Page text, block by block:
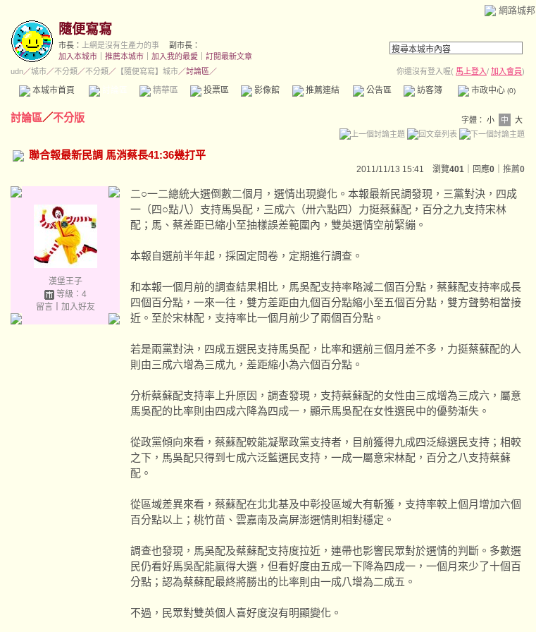
網路城邦
隨便寫寫
市長： 上網是沒有生產力的事
副市長：
加入本城市
推薦本城市 加入我的最愛
訂閱最新文章
udn／城市／不分類 ／不分類 ／ 【隨便寫寫】城市／討論區／ 你還沒有登入喔( 馬上登入/ 加入會員)
本城市首頁 精華區 投票區 影像館 推薦連結 公告區 訪客簿 市政中心 (0)
討論區／不分版 字體： 小 中 大
聯合報最新民調 馬消蔡長41:36幾打平
2011/11/13 15:41 瀏覽401 ｜回應0 推薦0
漢堡王子
等級：4
留言｜ 加入好友
二○一二總統大選倒數二個月，選情出現變化。本報最新民調發現，三黨對決，四成
一（四○點八）支持馬吳配，三成六（卅六點四）力挺蔡蘇配，百分之九支持宋林
配；馬、蔡差距已縮小至抽樣誤差範圍內，雙英選情空前緊繃。
本報自選前半年起，採固定問卷，定期進行調查。
和本報一個月前的調查結果相比，馬吳配支持率略減二個百分點，蔡蘇配支持率成長
四個百分點，一來一往，雙方差距由九個百分點縮小至五個百分點，雙方聲勢相當接
近。至於宋林配，支持率比一個月前少了兩個百分點。
若是兩黨對決，四成五選民支持馬吳配，比率和選前三個月差不多，力挺蔡蘇配的人
則由三成六增為三成九，差距縮小為六個百分點。
分析蔡蘇配支持率上升原因，調查發現，支持蔡蘇配的女性由三成增為三成六，屬意
馬吳配的比率則由四成六降為四成一，顯示馬吳配在女性選民中的優勢漸失。
從政黨傾向來看，蔡蘇配較能凝聚政黨支持者，目前獲得九成四泛綠選民支持；相較
之下，馬吳配只得到七成六泛藍選民支持，一成一屬意宋林配，百分之八支持蔡蘇
配。
從區域差異來看，蔡蘇配在北北基及中彰投區域大有斬獲，支持率較上個月增加六個
百分點以上；桃竹苗、雲嘉南及高屏澎選情則相對穩定。
調查也發現，馬吳配及蔡蘇配支持度拉近，連帶也影響民眾對於選情的判斷。多數選
民仍看好馬吳配能贏得大選，但看好度由五成一下降為四成一，一個月來少了十個百
分點；認為蔡蘇配最終將勝出的比率則由一成八增為二成五。
不過，民眾對雙英個人喜好度沒有明顯變化。